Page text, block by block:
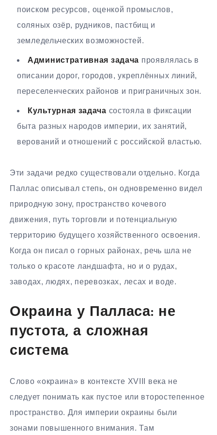
поиском ресурсов, оценкой промыслов,
соляных озёр, рудников, пастбищ и
земледельческих возможностей.
Административная задача проявлялась в
описании дорог, городов, укреплённых линий,
переселенческих районов и приграничных зон.
Культурная задача состояла в фиксации
быта разных народов империи, их занятий,
верований и отношений с российской властью.
Эти задачи редко существовали отдельно. Когда
Паллас описывал степь, он одновременно видел
природную зону, пространство кочевого
движения, путь торговли и потенциальную
территорию будущего хозяйственного освоения.
Когда он писал о горных районах, речь шла не
только о красоте ландшафта, но и о рудах,
заводах, людях, перевозках, лесах и воде.
Окраина у Палласа: не
пустота, а сложная
система
Слово «окраина» в контексте XVIII века не
следует понимать как пустое или второстепенное
пространство. Для империи окраины были
зонами повышенного внимания. Там